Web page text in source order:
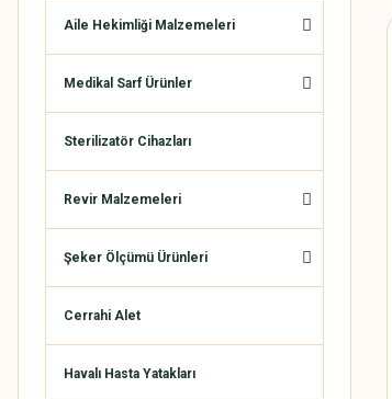
Aile Hekimliği Malzemeleri
Medikal Sarf Ürünler
Sterilizatör Cihazları
Revir Malzemeleri
Şeker Ölçümü Ürünleri
Cerrahi Alet
Havalı Hasta Yatakları